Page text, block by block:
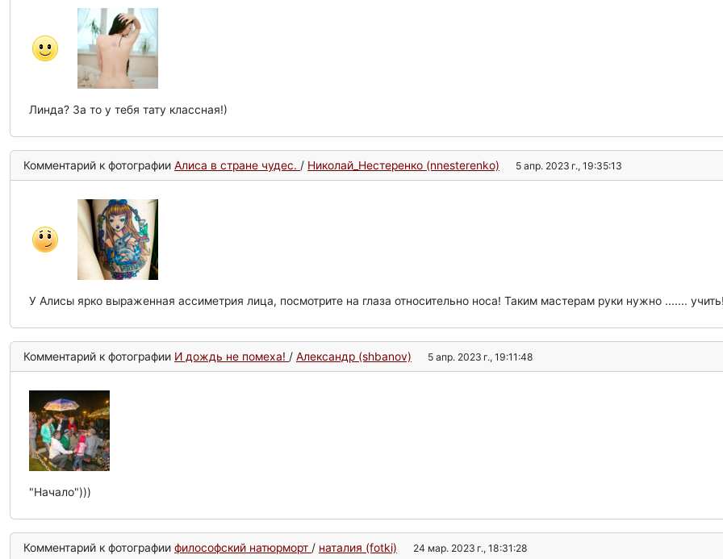
Линда? За то у тебя тату классная!)
Комментарий к фотографии Алиса в стране чудес. / Николай_Нестеренко (nnesterenko) 5 апр. 2023 г., 19:35:13
У Алисы ярко выраженная ассиметрия лица, посмотрите на глаза относительно носа! Таким мастерам руки нужно .......
Комментарий к фотографии И дождь не помеха! / Александр (shbanov) 5 апр. 2023 г., 19:11:48
"Начало")))
Комментарий к фотографии философский натюрморт / наталия (fotki) 24 мар. 2023 г., 18:31:28